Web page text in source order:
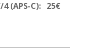
4 (APS-C): 25€